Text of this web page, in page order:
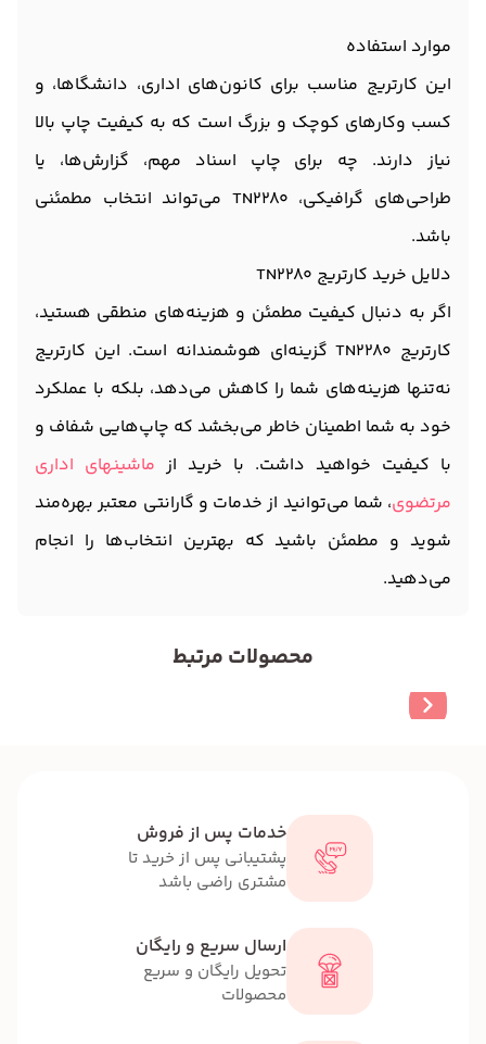
موارد استفاده
این کارتریج مناسب برای کانون‌های اداری، دانشگاها، و
کسب ‌وکارهای کوچک و بزرگ است که به کیفیت چاپ بالا
نیاز دارند. چه برای چاپ اسناد مهم، گزارش‌ها، یا
طراحی‌های گرافیکی، TN2280 می‌تواند انتخاب مطمئنی
باشد.
دلایل خرید کارتریج TN2280
اگر به دنبال کیفیت مطمئن و هزینه‌های منطقی هستید،
کارتریج TN2280 گزینه‌ای هوشمندانه است. این کارتریج
نه‌تنها هزینه‌های شما را کاهش می‌دهد، بلکه با عملکرد
خود به شما اطمینان خاطر می‌بخشد که چاپ‌هایی شفاف و
با کیفیت خواهید داشت. با خرید از ماشینهای اداری
مرتضوی، شما می‌توانید از خدمات و گارانتی معتبر بهره‌مند
شوید و مطمئن باشید که بهترین انتخاب‌ها را انجام
می‌دهید.
محصولات مرتبط
خدمات پس از فروش
پشتیبانی پس از خرید تا
مشتری راضی باشد
ارسال سریع و رایگان
تحویل رایگان و سریع
محصولات